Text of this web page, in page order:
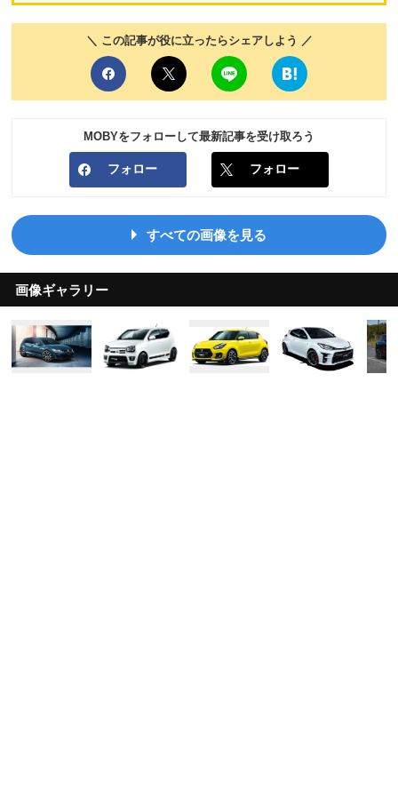
＼ この記事が役に立ったらシェアしよう ／
MOBYをフォローして最新記事を受け取ろう
フォロー フォロー
すべての画像を見る
画像ギャラリー